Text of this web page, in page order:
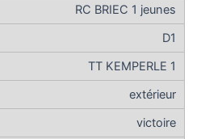
RC BRIEC 1 jeunes
D1
TT KEMPERLE 1
extérieur
victoire